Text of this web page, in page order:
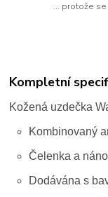
... protože
Kompletní
Kožená uzdečka
Kombinovaný
Čelenka a
Dodávána s